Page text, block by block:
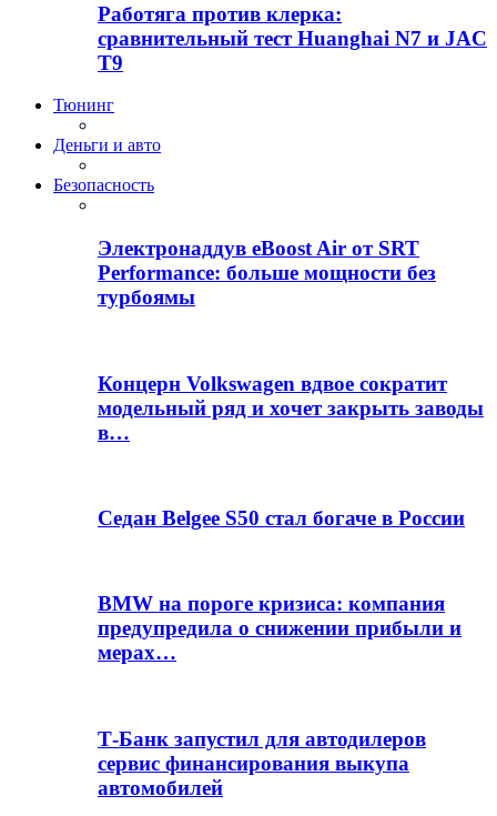
Работяга против клерка:
сравнительный тест Huanghai N7 и JAC
T9
Тюнинг
Деньги и авто
Безопасность
Электронаддув eBoost Air от SRT
Performance: больше мощности без
турбоямы
Концерн Volkswagen вдвое сократит
модельный ряд и хочет закрыть заводы
в…
Седан Belgee S50 стал богаче в России
BMW на пороге кризиса: компания
предупредила о снижении прибыли и
мерах…
Т-Банк запустил для автодилеров
сервис финансирования выкупа
автомобилей